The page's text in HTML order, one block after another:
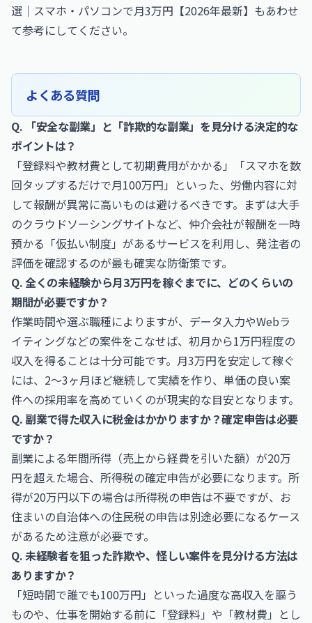
選｜スマホ・パソコンで月3万円【2026年最新】 もあわせ
て参考にしてください。
よくある質問
Q. 「安全な副業」と「詐欺的な副業」を見分ける決定的な
ポイントは？
「登録料や教材費として初期費用がかかる」「スマホを数
回タップするだけで月100万円」といった、労働内容に対
して報酬が異常に高いものは避けるべきです。まずは大手
のクラウドソーシングサイトなど、仲介会社が報酬を一時
預かる「仮払い制度」があるサービスを利用し、発注者の
評価を確認するのが最も確実な防衛策です。
Q. 全くの未経験から月3万円を稼ぐまでに、どのくらいの
期間が必要ですか？
作業時間や選ぶ職種によりますが、データ入力やWebラ
イティングなどの案件をこなせば、初月から1万円程度の
収入を得ることは十分可能です。月3万円を安定して稼ぐ
には、2〜3ヶ月ほど継続して実績を作り、単価の良い案
件への採用率を高めていくのが現実的な目安となります。
Q. 副業で得た収入に税金はかかりますか？確定申告は必要
ですか？
副業による年間所得（売上から経費を引いた額）が20万
円を超えた場合、所得税の確定申告が必要になります。所
得が20万円以下の場合は所得税の申告は不要ですが、お
住まいの自治体への住民税の申告は別途必要になるケース
があるため注意が必要です。
Q. 未経験者を狙った詐欺や、怪しい案件を見分ける方法は
ありますか？
「短時間で誰でも100万円」といった過度な高収入を謳う
ものや、仕事を開始する前に「登録料」や「教材費」とし